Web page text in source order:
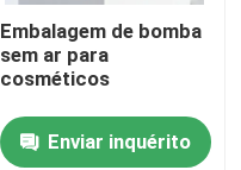
Embalagem de bomba
sem ar para
cosméticos
Enviar inquérito